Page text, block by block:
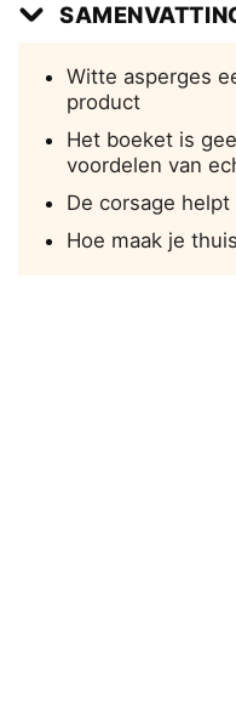
Witte asperges
product
Het boeket is
voordelen van
De corsage
Hoe maak je